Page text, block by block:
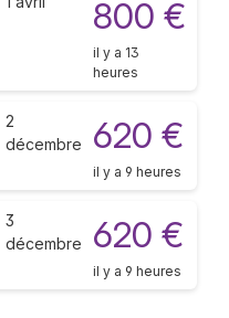
800 €
il y a 13
heures
2
décembre
620 €
il y a 9 heures
3
décembre
620 €
il y a 9 heures